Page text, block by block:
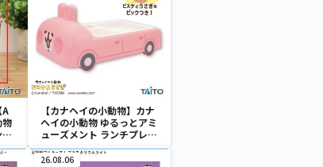
A
物
【カナヘイの小動物】カナ
ヘイの小動物 ゆるっとアミ
ューズメント ランチプレー
トセット
26.08.06